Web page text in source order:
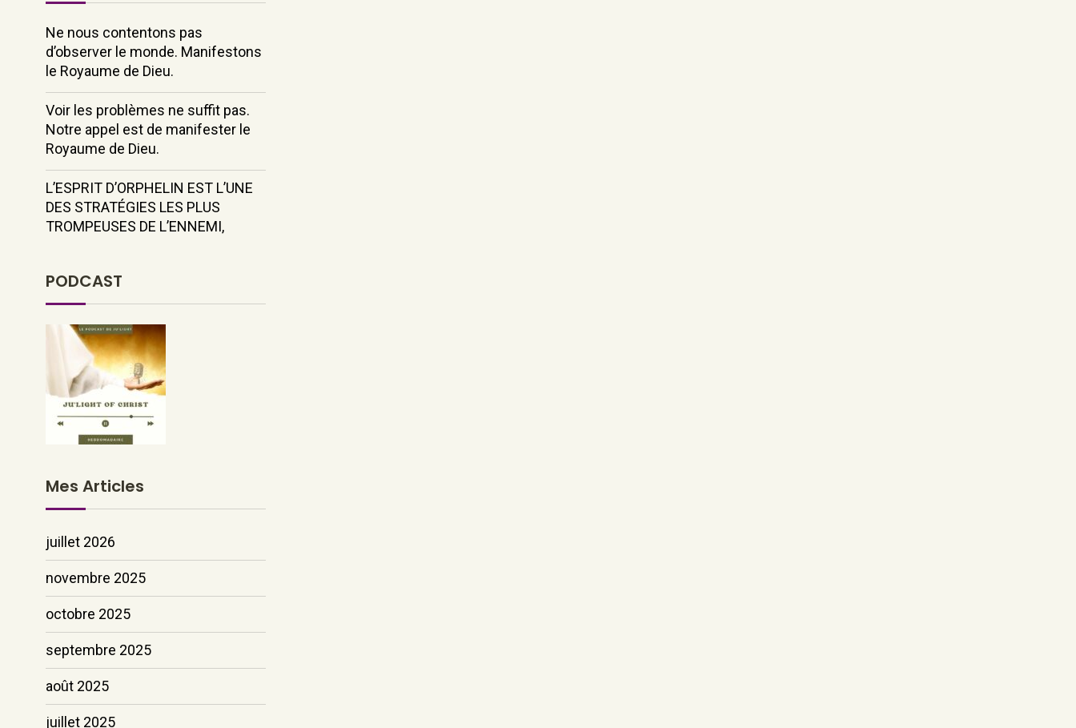
Ne nous contentons pas
d’observer le monde. Manifestons
le Royaume de Dieu.
Voir les problèmes ne suffit pas.
Notre appel est de manifester le
Royaume de Dieu.
L’ESPRIT D’ORPHELIN EST L’UNE
DES STRATÉGIES LES PLUS
TROMPEUSES DE L’ENNEMI,
PODCAST
Mes Articles
juillet 2026
novembre 2025
octobre 2025
septembre 2025
août 2025
juillet 2025